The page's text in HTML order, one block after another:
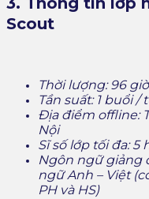
Scout
Thời lượng: 96
Tần suất: 1 buổi /
Địa điểm offline:
Nội
Sĩ số lớp tối đa: 5
Ngôn ngữ giảng
ngữ Anh – Việt
PH và HS)